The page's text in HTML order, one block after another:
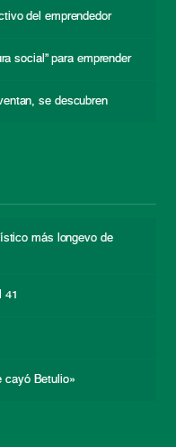
del emprendedor
social” para emprender
se descubren
más longevo de
41
Betulio»